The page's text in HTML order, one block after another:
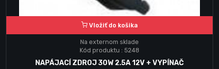
Vložiť do košika
Na externom sklade
Kód produktu : 5248
NAPÁJACÍ ZDROJ 30W 2.5A 12V + VYPÍNAČ